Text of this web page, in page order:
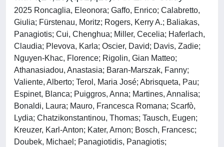
2025 Roncaglia, Eleonora; Gaffo, Enrico; Calabretto,
Giulia; Fürstenau, Moritz; Rogers, Kerry A.; Baliakas,
Panagiotis; Cui, Chenghua; Miller, Cecelia; Haferlach,
Claudia; Plevova, Karla; Oscier, David; Davis, Zadie;
Nguyen-Khac, Florence; Rigolin, Gian Matteo;
Athanasiadou, Anastasia; Baran-Marszak, Fanny;
Valiente, Alberto; Terol, Maria José; Abrisqueta, Pau;
Espinet, Blanca; Puiggros, Anna; Martines, Annalisa;
Bonaldi, Laura; Mauro, Francesca Romana; Scarfò,
Lydia; Chatzikonstantinou, Thomas; Tausch, Eugen;
Kreuzer, Karl-Anton; Kater, Arnon; Bosch, Francesc;
Doubek, Michael; Panagiotidis, Panagiotis;